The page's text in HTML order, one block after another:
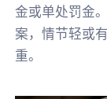
金或单处罚金
案，情节轻或
重。